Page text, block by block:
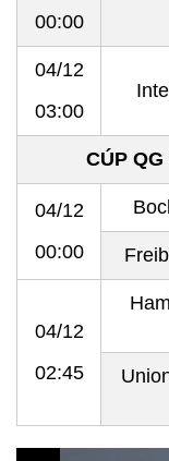
00:00
04/12
03:00
CÚP
04/12
00:00
04/12
02:45